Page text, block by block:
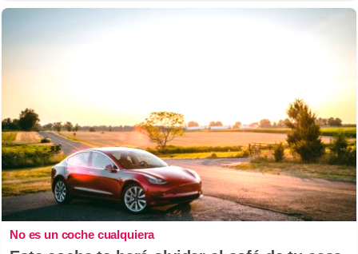
No es un coche cualquiera